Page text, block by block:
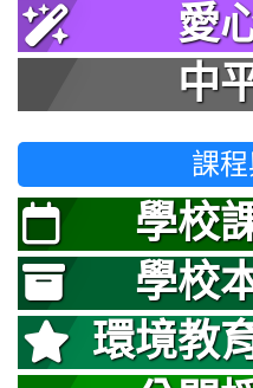
愛
中
課
學校
學校
環境教